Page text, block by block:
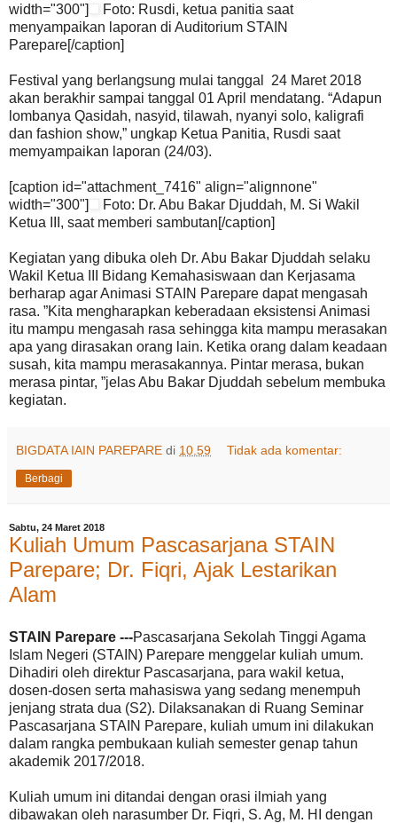
width="300"]
Foto: Rusdi, ketua panitia saat
menyampaikan laporan di Auditorium STAIN
Parepare[/caption]
Festival yang berlangsung mulai tanggal 24 Maret 2018
akan berakhir sampai tanggal 01 April mendatang. “Adapun
lombanya Qasidah, nasyid, tilawah, nyanyi solo, kaligrafi
dan fashion show,” ungkap Ketua Panitia, Rusdi saat
memyampaikan laporan (24/03).
[caption id="attachment_7416" align="alignnone"
width="300"]
Foto: Dr. Abu Bakar Djuddah, M. Si Wakil
Ketua III, saat memberi sambutan[/caption]
Kegiatan yang dibuka oleh Dr. Abu Bakar Djuddah selaku
Wakil Ketua III Bidang Kemahasiswaan dan Kerjasama
berharap agar Animasi STAIN Parepare dapat mengasah
rasa. ”Kita mengharapkan keberadaan eksistensi Animasi
itu mampu mengasah rasa sehingga kita mampu merasakan
apa yang dirasakan orang lain. Ketika orang dalam keadaan
susah, kita mampu merasakannya. Pintar merasa, bukan
merasa pintar, ”jelas Abu Bakar Djuddah sebelum membuka
kegiatan.
BIGDATA IAIN PAREPARE di 10.59 Tidak ada komentar:
Berbagi
Sabtu, 24 Maret 2018
Kuliah Umum Pascasarjana STAIN
Parepare; Dr. Fiqri, Ajak Lestarikan
Alam
STAIN Parepare ---Pascasarjana Sekolah Tinggi Agama
Islam Negeri (STAIN) Parepare menggelar kuliah umum.
Dihadiri oleh direktur Pascasarjana, para wakil ketua,
dosen-dosen serta mahasiswa yang sedang menempuh
jenjang strata dua (S2). Dilaksanakan di Ruang Seminar
Pascasarjana STAIN Parepare, kuliah umum ini dilakukan
dalam rangka pembukaan kuliah semester genap tahun
akademik 2017/2018.
Kuliah umum ini ditandai dengan orasi ilmiah yang
dibawakan oleh narasumber Dr. Fiqri, S. Ag, M. HI dengan